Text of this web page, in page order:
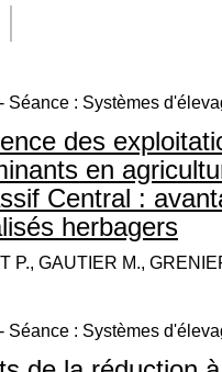
Séance : Systèmes
des
en
Central :
herbagers
P., GAUTIER M.,
Séance : Systèmes